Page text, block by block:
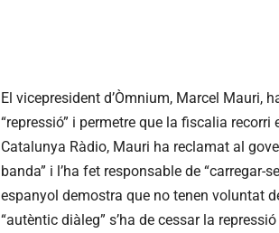
El vicepresident d’Òmnium, Marcel Mauri,
“repressió” i permetre que la fiscalia
Catalunya Ràdio, Mauri ha reclamat al
banda” i l’ha fet responsable de “carregar-
espanyol demostra que no tenen voluntat
“autèntic diàleg” s’ha de cessar la